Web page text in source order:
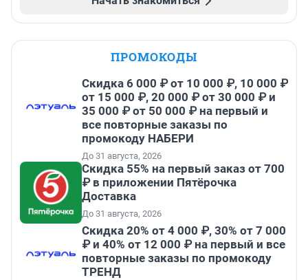
ПРОМОКОДЫ
Скидка 6 000 ₽ от 10 000 ₽, 10 000 ₽
от 15 000 ₽, 20 000 ₽ от 30 000 ₽ и
35 000 ₽ от 50 000 ₽ на первый и
все повторные заказы по
промокоду НАБЕРИ
До 31 августа, 2026
Скидка 55% на первый заказ от 700
₽ в приложении Пятёрочка
Доставка
До 31 августа, 2026
Скидка 20% от 4 000 ₽, 30% от 7 000
₽ и 40% от 12 000 ₽ на первый и все
повторные заказы по промокоду
ТРЕНД